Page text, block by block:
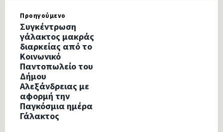
Προηγούμενο
Συγκέντρωση
γάλακτος μακράς
διαρκείας από το
Κοινωνικό
Παντοπωλείο του
Δήμου
Αλεξάνδρειας με
αφορμή την
Παγκόσμια ημέρα
Γάλακτος